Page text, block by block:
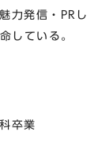
力発信・PRし
している。
卒業